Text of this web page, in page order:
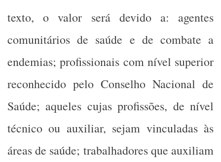
texto, o valor será devido a: agentes
comunitários de saúde e de combate a
endemias; profissionais com nível superior
reconhecido pelo Conselho Nacional de
Saúde; aqueles cujas profissões, de nível
técnico ou auxiliar, sejam vinculadas às
áreas de saúde; trabalhadores que auxiliam